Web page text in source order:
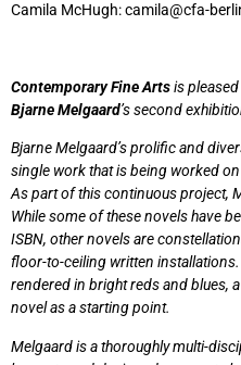
Camila McHugh: camila@cfa-
Contemporary Fine Artsis
Bjarne Melgaard’s second
Bjarne Melgaard’s prolific and
single work that is being worked
As part of this continuous project,
While some of these novels have
ISBN, other novels are
floor-to-ceiling written
rendered in bright reds and blues,
novel as a starting point.
Melgaard is a thoroughly multi-